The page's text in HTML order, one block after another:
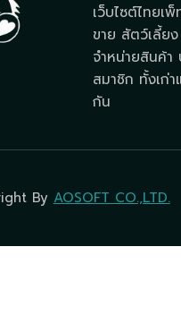
เว็บไซต์ไทยเ
ขาย สัตว์เลี้ย
จำหน่ายสินค้า
สมาชิก ทั้งเก่า
กัน
ByAOSOFT CO.,LTD.